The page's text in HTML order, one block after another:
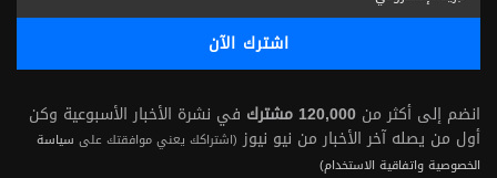
انضم إلى أكثر من 120,000 مشترك
في نشرة الأخبار الأسبوعية وكن
أول من يصله آخر الأخبار من نيو نيوز (اشتراكك يعني موافقتك على سياسة
الخصوصية واتفاقية الاستخدام)